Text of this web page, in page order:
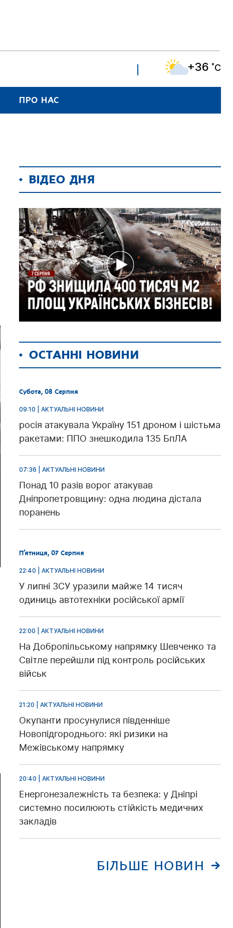
+36 ˚C
ПРО НАС
ВІДЕО ДНЯ
ОСТАННІ НОВИНИ
Субота, 08 Серпня
09:10 | АКТУАЛЬНІ НОВИНИ
росія атакувала Україну 151 дроном і шістьма
ракетами: ППО знешкодила 135 БпЛА
07:36 | АКТУАЛЬНІ НОВИНИ
Понад 10 разів ворог атакував
Дніпропетровщину: одна людина дістала
поранень
П’ятниця, 07 Серпня
22:40 | АКТУАЛЬНІ НОВИНИ
У липні ЗСУ уразили майже 14 тисяч
одиниць автотехніки російської армії
22:00 | АКТУАЛЬНІ НОВИНИ
На Добропільському напрямку Шевченко та
Світле перейшли під контроль російських
військ
21:20 | АКТУАЛЬНІ НОВИНИ
Окупанти просунулися південніше
Новопідгороднього: які ризики на
Межівському напрямку
20:40 | АКТУАЛЬНІ НОВИНИ
Енергонезалежність та безпека: у Дніпрі
системно посилюють стійкість медичних
закладів
БІЛЬШЕ НОВИН